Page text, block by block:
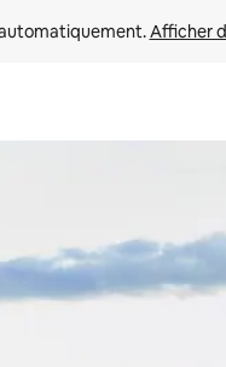
Afficher